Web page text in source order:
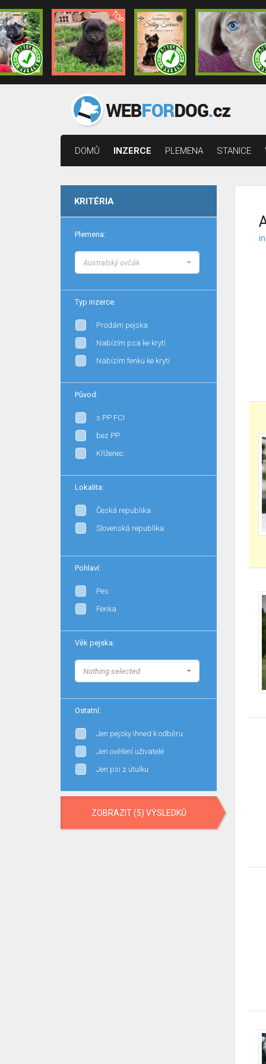
DOMŮ INZERCE PLEMENA STANICE
KRITÉRIA
Plemena:
Australský ovčák
Typ inzerce:
Prodám pejska
Nabízím psa ke krytí
Nabízím fenku ke krytí
Původ:
s PP FCI
bez PP
Kříženec
Lokalita:
Česká republika
Slovenská republika
Pohlaví:
Pes
Fenka
Věk pejska:
Nothing selected
Ostatní:
Jen pejsky ihned k odběru
Jen ověření uživatelé
Jen psi z útulku
ZOBRAZIT (5) VÝSLEDKŮ